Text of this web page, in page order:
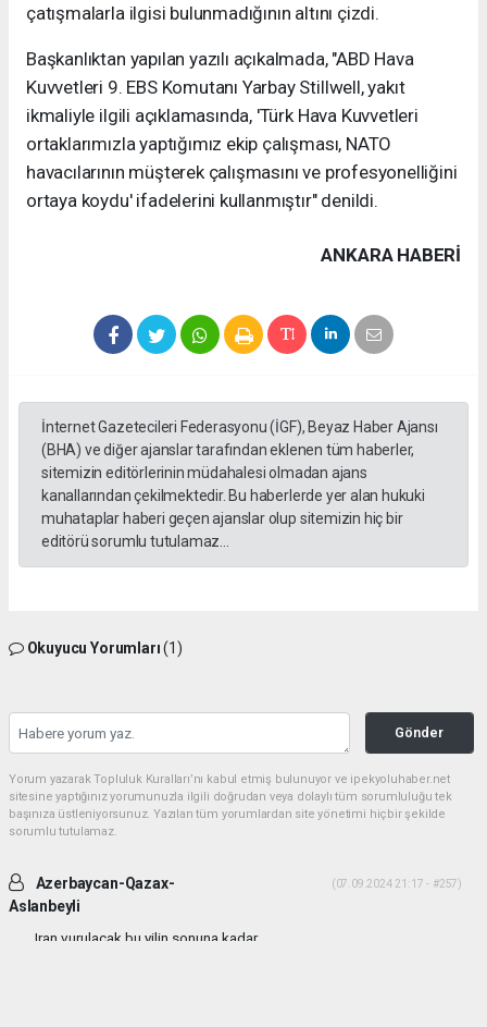
çatışmalarla ilgisi bulunmadığının altını çizdi.
Başkanlıktan yapılan yazılı açıkalmada, "ABD Hava
Kuvvetleri 9. EBS Komutanı Yarbay Stillwell, yakıt
ikmaliyle ilgili açıklamasında, 'Türk Hava Kuvvetleri
ortaklarımızla yaptığımız ekip çalışması, NATO
havacılarının müşterek çalışmasını ve profesyonelliğini
ortaya koydu' ifadelerini kullanmıştır" denildi.
ANKARA HABERİ
İnternet Gazetecileri Federasyonu (İGF), Beyaz Haber Ajansı
(BHA) ve diğer ajanslar tarafından eklenen tüm haberler,
sitemizin editörlerinin müdahalesi olmadan ajans
kanallarından çekilmektedir. Bu haberlerde yer alan hukuki
muhataplar haberi geçen ajanslar olup sitemizin hiç bir
editörü sorumlu tutulamaz...
Okuyucu Yorumları(1)
Gönder
Yorum yazarak Topluluk Kuralları’nı kabul etmiş bulunuyor ve ipekyoluhaber.net
sitesine yaptığınız yorumunuzla ilgili doğrudan veya dolaylı tüm sorumluluğu tek
başınıza üstleniyorsunuz. Yazılan tüm yorumlardan site yönetimi hiçbir şekilde
sorumlu tutulamaz.
Azerbaycan-Qazax-
Aslanbeyli
(07.09.2024 21:17 - #257)
Iran vurulacak bu yilin sonuna kadar...